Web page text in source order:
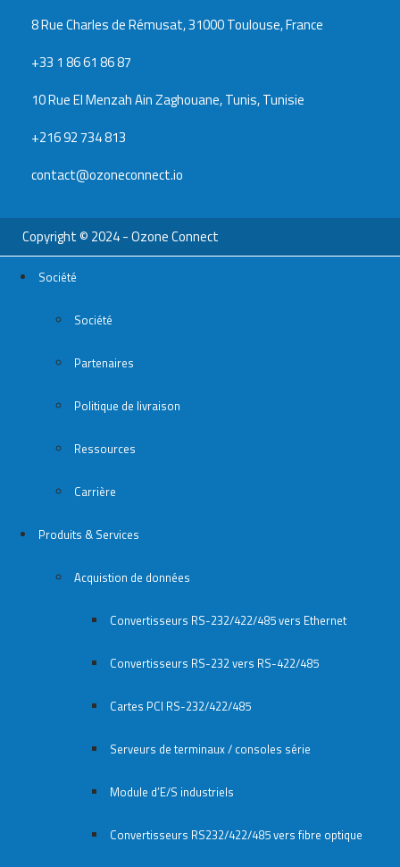
8 Rue Charles de Rémusat, 31000 Toulouse, France
+33 1 86 61 86 87
10 Rue El Menzah Ain Zaghouane, Tunis, Tunisie
+216 92 734 813
contact@ozoneconnect.io
Copyright © 2024 - Ozone Connect
Société
Société
Partenaires
Politique de livraison
Ressources
Carrière
Produits & Services
Acquistion de données
Convertisseurs RS-232/422/485 vers Ethernet
Convertisseurs RS-232 vers RS-422/485
Cartes PCI RS-232/422/485
Serveurs de terminaux / consoles série
Module d’E/S industriels
Convertisseurs RS232/422/485 vers fibre optique